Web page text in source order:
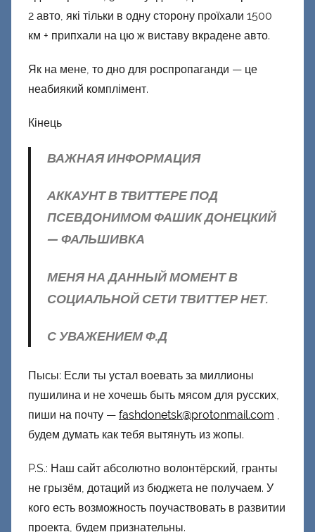
2 авто, які тільки в одну сторону проїхали 1500
км + припхали на цю ж виставу вкрадене авто.
Як на мене, то дно для роспропаганди — це
неабиякий комплімент.
Кінець
ВАЖНАЯ ИНФОРМАЦИЯ
АККАУНТ В ТВИТТЕРЕ ПОД
ПСЕВДОНИМОМ ФАШИК ДОНЕЦКИЙ
— ФАЛЬШИВКА
МЕНЯ НА ДАННЫЙ МОМЕНТ В
СОЦИАЛЬНОЙ СЕТИ ТВИТТЕР НЕТ.
С УВАЖЕНИЕМ Ф.Д
Пысы: Если ты устал воевать за миллионы
пушилина и не хочешь быть мясом для русских,
пиши на почту — fashdonetsk@protonmail.com ,
будем думать как тебя вытянуть из жопы.
P.S.: Наш сайт абсолютно волонтёрский, гранты
не грызём, дотаций из бюджета не получаем. У
кого есть возможность поучаствовать в развитии
проекта, будем признательны.